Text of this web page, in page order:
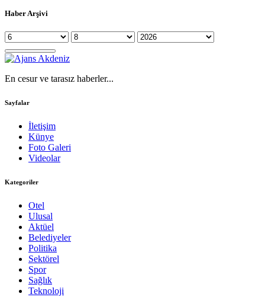
Haber Arşivi
En cesur ve tarasız haberler...
Sayfalar
İletişim
Künye
Foto Galeri
Videolar
Kategoriler
Otel
Ulusal
Aktüel
Belediyeler
Politika
Sektörel
Spor
Sağlık
Teknoloji